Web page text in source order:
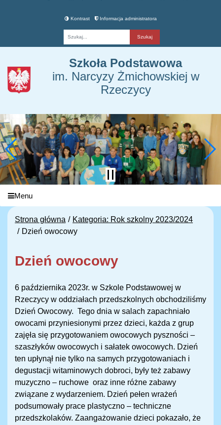
Kontrast Informacja administratora
Szkoła Podstawowa
im. Narcyzy Żmichowskiej w
Rzeczycy
Menu
Strona główna
Kategoria: Rok szkolny 2023/2024
Dzień owocowy
Dzień owocowy
6 października 2023r. w Szkole Podstawowej w
Rzeczycy w oddziałach przedszkolnych obchodziliśmy
Dzień Owocowy. Tego dnia w salach zapachniało
owocami przyniesionymi przez dzieci, każda z grup
zajęła się przygotowaniem owocowych pyszności –
szaszłyków owocowych i sałatek owocowych. Dzień
ten upłynął nie tylko na samych przygotowaniach i
degustacji witaminowych dobroci, były też zabawy
muzyczno – ruchowe oraz inne różne zabawy
związane z wydarzeniem. Dzień pełen wrażeń
podsumowały prace plastyczno – techniczne
przedszkolaków. Zaangażowanie dzieci pokazało, że